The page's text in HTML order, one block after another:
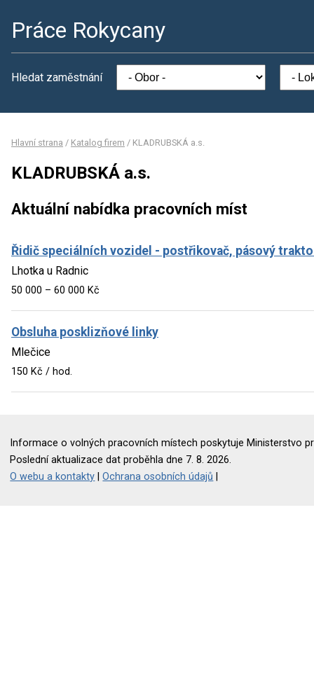
Práce Rokycany
Hledat zaměstnání
Hlavní strana / Katalog firem / KLADRUBSKÁ a.s.
KLADRUBSKÁ a.s.
Aktuální nabídka pracovních míst
Řidič speciálních vozidel - postřikovač, pásový
Lhotka u Radnic
50 000 – 60 000 Kč
Obsluha posklizňové linky
Mlečice
150 Kč / hod.
Informace o volných pracovních místech poskytuje Ministerstvo
Poslední aktualizace dat proběhla dne 7. 8. 2026.
O webu a kontakty |Ochrana osobních údajů